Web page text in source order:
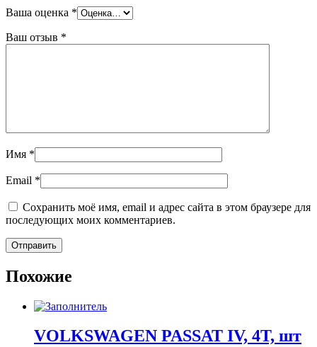
Ваша оценка *
Ваш отзыв *
Имя *
Email *
Сохранить моё имя, email и адрес сайта в этом браузере для
последующих моих комментариев.
Похожие
VOLKSWAGEN PASSAT IV, 4T, шт